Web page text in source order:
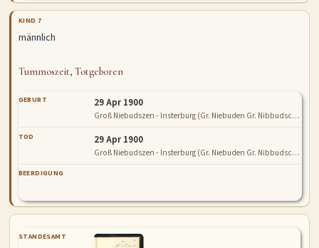
KIND 7
männlich
Tummoszeit, Totgeboren
GEBURT 29 Apr 1900
Groß Niebudszen - Insterburg (Gr. Niebuden Gr. Nibbudschen Niebudszen Gr. Niebudschen Steinsee)
TOD 29 Apr 1900
Groß Niebudszen - Insterburg (Gr. Niebuden Gr. Nibbudschen Niebudszen Gr. Niebudschen Steinsee)
BEERDIGUNG
STANDESAMT